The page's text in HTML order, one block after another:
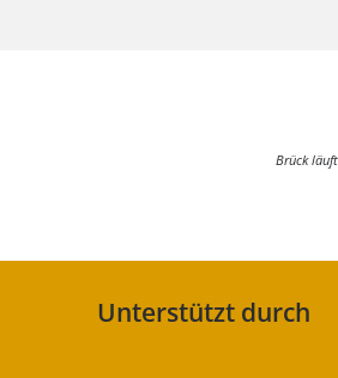
Brück
Unterstützt durch